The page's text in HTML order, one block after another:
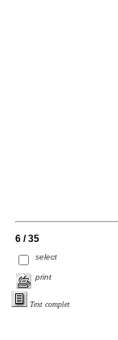
6 / 35
select
print
Text complet